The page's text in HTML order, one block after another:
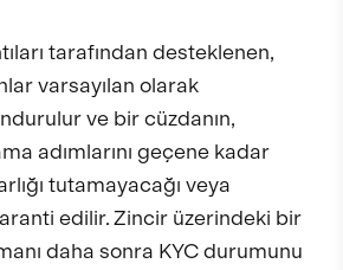
tarafından desteklenen,
varsayılan olarak
ve bir cüzdanın,
adımlarını geçene kadar
tutamayacağı veya
edilir. Zincir üzerindeki bir
daha sonra KYC durumunu